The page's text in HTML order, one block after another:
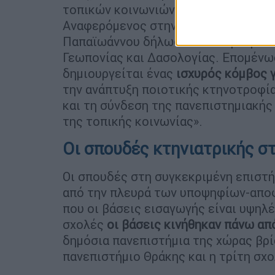
τοπικών κοινωνιών μέσα από τη
Αναφερόμενος στην ίδρυση του
Παπαϊωάννου δήλωσε ότι στην
Γεωπονίας και Δασολογίας.
δημιουργείται ένας ισχυρός κόμβος
την ανάπτυξη ποιοτικής
και τη σύνδεση της
της τοπικής κοινωνίας».
Οι σπουδές κτηνιατρικής
Οι σπουδές στη συγκεκριμένη
από την πλευρά των υποψηφίων-
που οι βάσεις εισαγωγής είναι
σχολές οι βάσεις κινήθηκαν πάνω
δημόσια πανεπιστήμια της χώρας
πανεπιστήμιο Θράκης και η τρίτη